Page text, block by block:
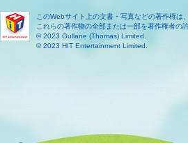
このWebサイト上の文書・写真などの著作権は
これらの著作物の全部または一部を著作権者の
© 2023 Gullane (Thomas) Limited.
© 2023 HIT Entertainment Limited.